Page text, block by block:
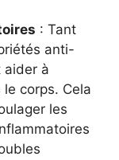
: Tant
anti-
aider à
le corps. Cela
les